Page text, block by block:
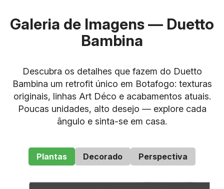
Galeria de Imagens — Duetto
Bambina
Descubra os detalhes que fazem do Duetto
Bambina um retrofit único em Botafogo: texturas
originais, linhas Art Déco e acabamentos atuais.
Poucas unidades, alto desejo — explore cada
ângulo e sinta-se em casa.
Plantas Decorado Perspectiva